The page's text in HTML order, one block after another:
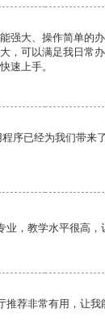
强大、操作简单的
，可以满足我日常
速上手。
序已经为我们带来
业，教学水平很高，
推荐非常有用，让